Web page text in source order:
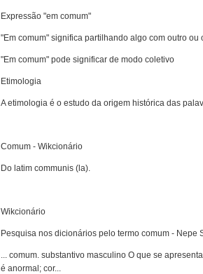
Expressão "em comum"
"Em comum" significa partilhando algo com outro
"Em comum" pode significar de modo coletivo
Etimologia
A etimologia é o estudo da origem histórica das
Comum - Wikcionário
Do latim communis (la).
Wikcionário
Pesquisa nos dicionários pelo termo comum - Nepe
... comum. substantivo masculino O que se
é anormal; cor...